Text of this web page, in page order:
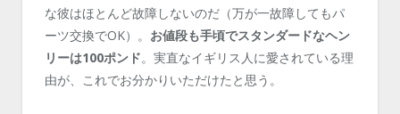
な彼はほとんど故障しないのだ（万が一故障してもパ
ーツ交換でOK）。 お値段も手頃でスタンダードなヘン
リーは100ポンド。実直なイギリス人に愛されている理
由が、これでお分かりいただけたと思う。